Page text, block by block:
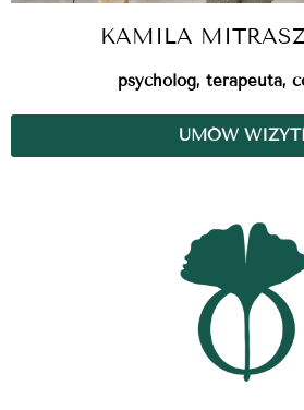
KAMILA
psycholog, terapeuta,
UMÓW